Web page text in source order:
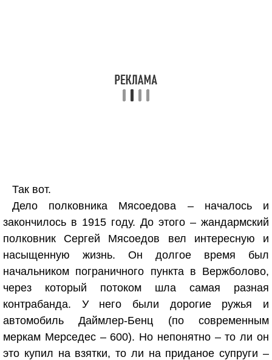
Так вот.
Дело полковника Мясоедова – началось и
закончилось в 1915 году. До этого – жандармский
полковник Сергей Мясоедов вел интересную и
насыщенную жизнь. Он долгое время был
начальником пограничного пункта в Вержболово,
через который потоком шла самая разная
контрабанда. У него были дорогие ружья и
автомобиль Даймлер-Бенц (по современным
меркам Мерседес – 600). Но непонятно – то ли он
это купил на взятки, то ли на приданое супруги –